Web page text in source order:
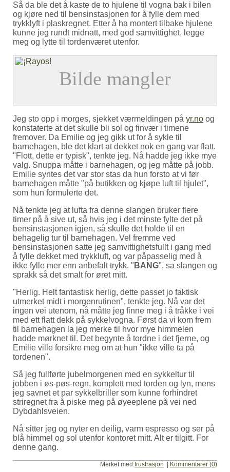
Så da ble det å kaste de to hjulene til vogna bak i bilen
og kjøre ned til bensinstasjonen for å fylle dem med
trykklyft i plaskregnet. Etter å ha montert tilbake hjulene
kunne jeg rundt midnatt, med god samvittighet, legge
meg og lytte til tordenværet utenfor.
Jeg sto opp i morges, sjekket værmeldingen på yr.no og
konstaterte at det skulle bli sol og finvær i timene
fremover. Da Emilie og jeg gikk ut for å sykle til
barnehagen, ble det klart at dekket nok en gang var flatt.
Flott, dette er typisk , tenkte jeg. Nå hadde jeg ikke mye
valg. Snuppa måtte i barnehagen, og jeg måtte på jobb.
Emilie syntes det var stor stas da hun forsto at vi før
barnehagen måtte
på butikken og kjøpe luft til hjulet ,
som hun formulerte det.
Nå tenkte jeg at lufta fra denne slangen bruker flere
timer på å sive ut, så hvis jeg i det minste fylte det på
bensinstasjonen igjen, så skulle det holde til en
behagelig tur til barnehagen. Vel fremme ved
bensinstasjonen satte jeg samvittighetsfullt i gang med
å fylle dekket med trykkluft, og var påpasselig med å
ikke fylle mer enn anbefalt trykk.
BANG , sa slangen og
sprakk så det smalt for øret mitt.
Herlig. Helt fantastisk herlig, dette passet jo faktisk
utmerket midt i morgenrutinen , tenkte jeg. Nå var det
ingen vei utenom, nå måtte jeg finne meg i å tråkke i vei
med ett flatt dekk på sykkelvogna. Først da vi kom frem
til barnehagen la jeg merke til hvor mye himmelen
hadde mørknet til. Det begynte å tordne i det fjerne, og
Emilie ville forsikre meg om at hun
ikke ville ta på
tordenen .
Så jeg fullførte jubelmorgenen med en sykkeltur til
jobben i øs-pøs-regn, komplett med torden og lyn, mens
jeg savnet et par sykkelbriller som kunne forhindret
striregnet fra å piske meg på øyeeplene på vei ned
Dybdahlsveien.
Nå sitter jeg og nyter en deilig, varm espresso og ser på
blå himmel og sol utenfor kontoret mitt. Alt er tilgitt. For
denne gang.
Merket med:frustrasjon Kommentarer (0)